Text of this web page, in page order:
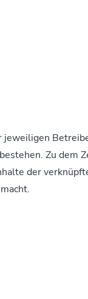
Zu dem
der